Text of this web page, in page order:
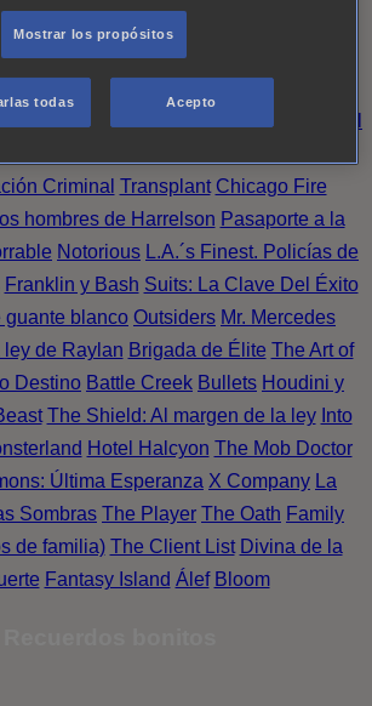
Reckoning: Ajuste de Cuentas
Bill Mentes Criminales
Criminal Transplant Chicago Fire
hombres de Harrelson Pasaporte a la
Notorious L.A.´s Finest. Policías de
Franklin y Bash Suits: La Clave Del Éxito
guante blanco Outsiders Mr. Mercedes
de Raylan Brigada de Élite The Art of
Destino Battle Creek Bullets Houdini y
The Shield: Al margen de la ley Into
Hotel Halcyon The Mob Doctor
Última Esperanza X Company La
Sombras The Player The Oath Family
de familia) The Client List Divina de la
Fantasy Island Álef Bloom
Mostrar los propósitos
todas Acepto